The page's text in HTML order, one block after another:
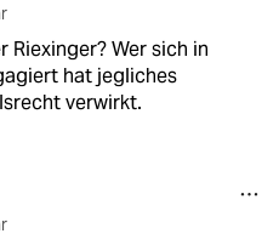
Riexinger? Wer sich in
hat jegliches
verwirkt.